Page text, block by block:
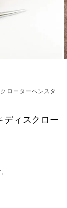
ローターペンスタ
ディスクロー